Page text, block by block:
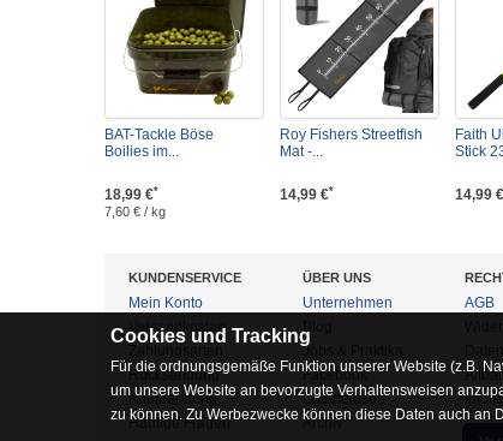
BAT-Tackle Böse
Boilies im...
18,99 €*
7,60 € / kg
Roy Fishers Streetfish
Mat -...
14,99 €*
Faith
Stick
14,99 €
KUNDENSERVICE
Mein Konto
Versandkosten
Rücksendung
Kaufberatung
Häufige Fragen
ÜBER UNS
Unternehmen
Jobs & Praktika
Facebook
Osterfeldsee
Archiv
AGB
Cookies und Tracking
Für die ordnungsgemäße Funktion unserer Website (z.B.
um unsere Website an bevorzugte Verhaltensweisen
zu können. Zu Werbezwecke können diese Daten auch